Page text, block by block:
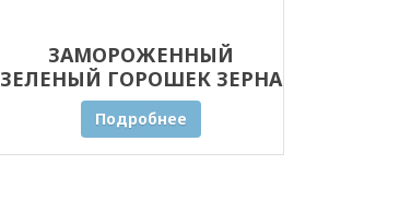
ЗАМОРОЖЕННЫЙ
ЗЕЛЕНЫЙ ГОРОШЕК ЗЕРНА
5 КГ
Подробнее